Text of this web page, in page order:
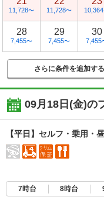
11,728〜 11,728〜 10,364
28
7,455〜
29
7,455〜
30
7,455
さらに条件を追加する
09月18日(金)の
【平日】セルフ・乗用・
7時台 8時台